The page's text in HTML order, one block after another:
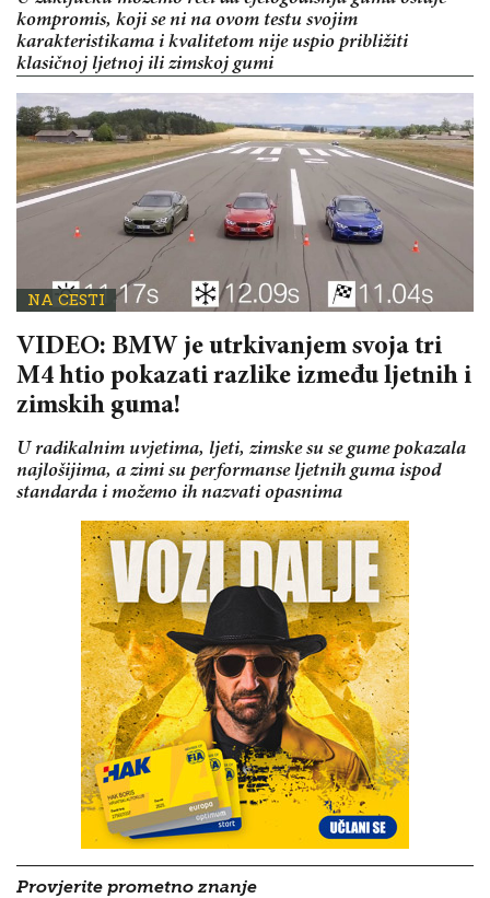
kompromis, koji se ni na ovom testu svojim
karakteristikama i kvalitetom nije uspio približiti
klasičnoj ljetnoj ili zimskoj gumi
NA CESTI
VIDEO: BMW je utrkivanjem svoja tri
M4 htio pokazati razlike između ljetnih i
zimskih guma!
U radikalnim uvjetima, ljeti, zimske su se gume pokazala
najlošijima, a zimi su performanse ljetnih guma ispod
standarda i možemo ih nazvati opasnima
Provjerite prometno znanje